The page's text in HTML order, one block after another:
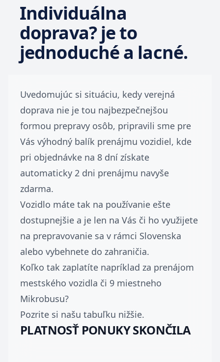
Individuálna
doprava? je to
jednoduché a lacné.
Uvedomujúc si situáciu, kedy verejná
doprava nie je tou najbezpečnejšou
formou prepravy osôb, pripravili sme pre
Vás výhodný balík prenájmu vozidiel, kde
pri objednávke na 8 dní získate
automaticky 2 dni prenájmu navyše
zdarma.
Vozidlo máte tak na používanie ešte
dostupnejšie a je len na Vás či ho využijete
na prepravovanie sa v rámci Slovenska
alebo vybehnete do zahraničia.
Koľko tak zaplatíte napríklad za prenájom
mestského vozidla či 9 miestneho
Mikrobusu?
Pozrite si našu tabuľku nižšie.
PLATNOSŤ PONUKY SKONČILA